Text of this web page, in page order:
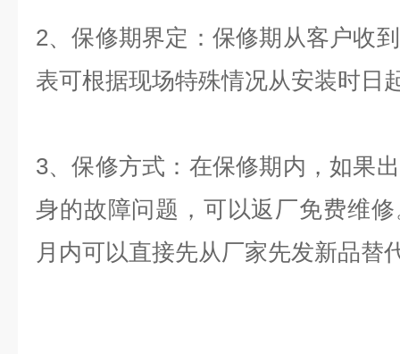
2、保修期界定：保修期从客户收
表可根据现场特殊情况从安装时日
3、保修方式：在保修期内，如果
身的故障问题，可以返厂免费维
月内可以直接先从厂家先发新品替